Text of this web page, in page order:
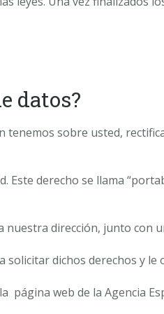
datos?
sobre usted,
derecho se llama
dirección, junto con
dichos derechos y
web de la Agencia